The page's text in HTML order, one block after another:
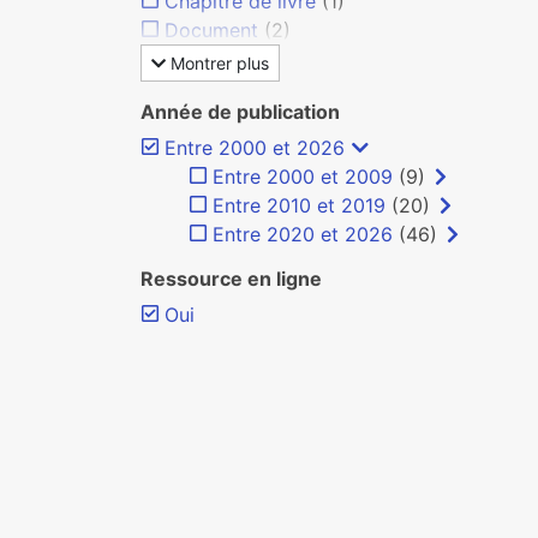
Document (2)
Montrer plus
Année de publication
Entre 2000 et 2026
Entre 2000 et 2009 (9)
Entre 2010 et 2019 (20)
Entre 2020 et 2026 (46)
Ressource en ligne
Oui